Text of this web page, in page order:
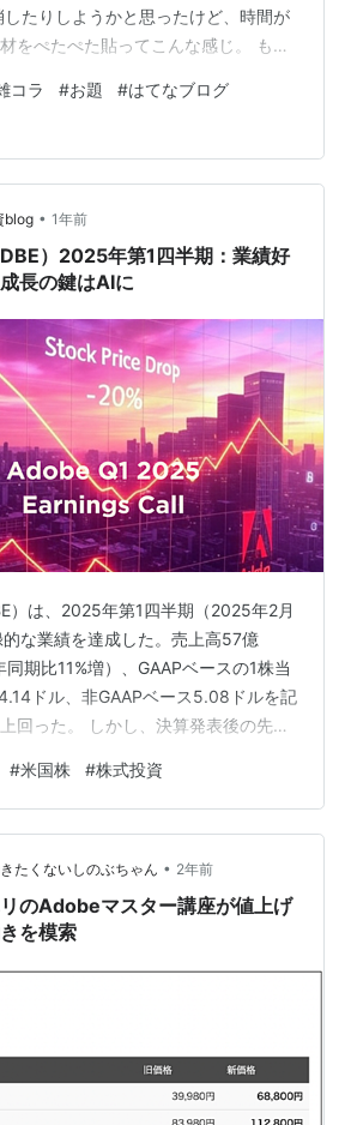
たりしようかと思ったけど、時間が
をぺたぺた貼ってこんな感じ。 もう
▶️ Adobe Express × Hatena
ペーン ＃愛するペットの雑コラ by
コラ #お題 #はてなブログ
blog • 1年前
）2025年第1四半期：業績好
長の鍵はAIに
）は、2025年第1四半期（2025年2月
な業績を達成した。売上高57億
期比11%増）、GAAPベースの1株当
ドル、非GAAPベース5.08ドルを記
回った。 しかし、決算発表後の先週
背景にある。本記事では、財務デー
発言、市場ポジション、将来展望を
状と成長性を探る。 Technical chart
平均線とトレンドを示す。 （欧米の
重…
#米国株 #株式投資
たくないしのぶちゃん • 2年前
リのAdobeマスター講座が値上げ
を模索